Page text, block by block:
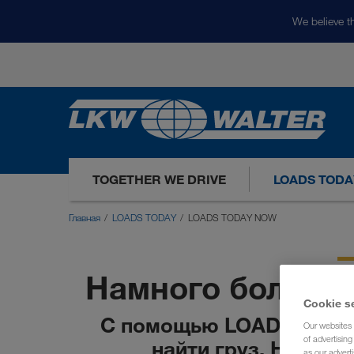
We believe
TOGETHER WE DRIVE LOADS
Главная LOADS TODAY LOADS TODAY NOW
Намного
С помощью LOADS
найти груз.
Cookie
Our
of